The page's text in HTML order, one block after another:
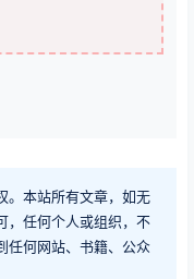
。本站所有文章，如无
，任何个人或组织，不
任何网站、书籍、公众